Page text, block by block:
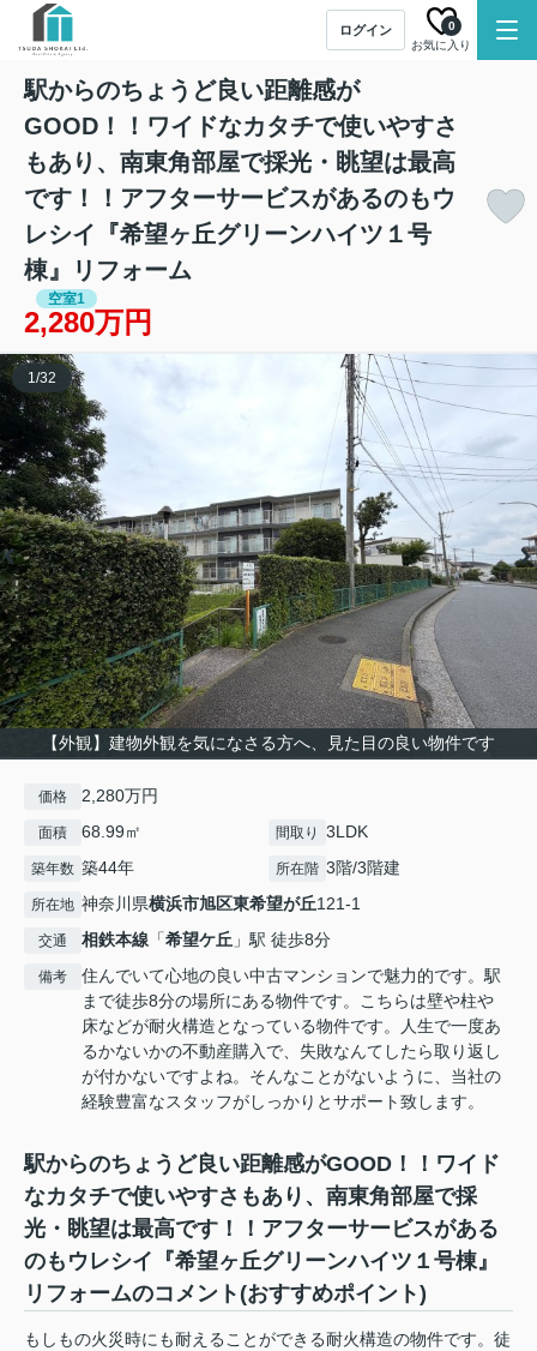
ログイン
お気に入り
0
駅からのちょうど良い距離感が
GOOD！！ワイドなカタチで使いやすさ
もあり、南東角部屋で採光・眺望は最高
です！！アフターサービスがあるのもウ
レシイ『希望ヶ丘グリーンハイツ１号
棟』リフォーム
空室1
2,280万円
【外観】建物外観を気になさる方へ、見た目の良い物件です
1/32
価格 2,280万円
面積 68.99㎡ 間取り 3LDK
築年数 築44年 所在階 3階/3階建
所在地 神奈川県横浜市旭区東希望が丘121-1
交通 相鉄本線 「希望ケ丘 」駅 徒歩8分
備考
住んでいて心地の良い中古マンションで魅力的です。駅
まで徒歩8分の場所にある物件です。こちらは壁や柱や
床などが耐火構造となっている物件です。人生で一度あ
るかないかの不動産購入で、失敗なんてしたら取り返し
が付かないですよね。そんなことがないように、当社の
経験豊富なスタッフがしっかりとサポート致します。
駅からのちょうど良い距離感がGOOD！！ワイド
なカタチで使いやすさもあり、南東角部屋で採
光・眺望は最高です！！アフターサービスがある
のもウレシイ『希望ヶ丘グリーンハイツ１号棟』
リフォームのコメント(おすすめポイント)
もしもの火災時にも耐えることができる耐火構造の物件です。徒